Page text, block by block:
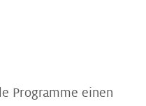
Programme einen